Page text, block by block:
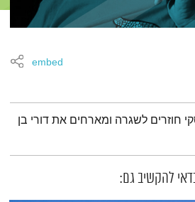
embed
חוזרים לשגרה ומארחים את דורי בן
להקשיב גם: